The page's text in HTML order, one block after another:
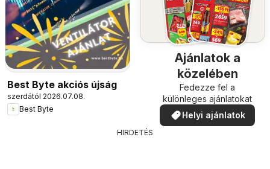
Best Byte akciós újság
szerdától 2026.07.08.
Best Byte
Ajánlatok a
közelében
Fedezze fel a
különleges ajánlatokat
Helyi ajánlatok
HIRDETÉS